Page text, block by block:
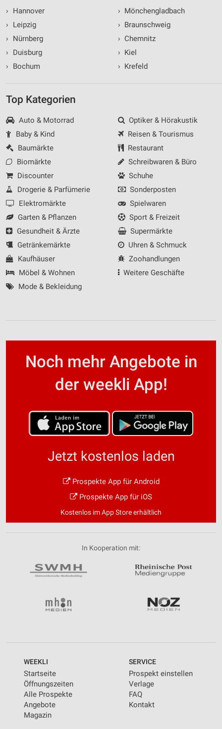
›
Hannover
›
Leipzig
›
Nürnberg
›
Duisburg
›
Bochum
› Mönchengladbach
› Braunschweig
› Chemnitz
› Kiel
› Krefeld
Top Kategorien
Auto & Motorrad
Baby & Kind
Baumärkte
Biomärkte
Discounter
Drogerie & Parfümerie
Elektromärkte
Garten & Pflanzen
Gesundheit & Ärzte
Getränkemärkte
Kaufhäuser
Möbel & Wohnen
Mode & Bekleidung
Optiker & Hörakustik
Reisen & Tourismus
Restaurant
Schreibwaren & Büro
Schuhe
Sonderposten
Spielwaren
Sport & Freizeit
Supermärkte
Uhren & Schmuck
Zoohandlungen
Weitere Geschäfte
Noch mehr Angebote in
der weekli App!
Jetzt kostenlos laden
Prospekte App für Android
Prospekte App für iOS
Kostenlos im App Store erhältlich
In Kooperation mit:
WEEKLI
Startseite
Öffnungszeiten
Alle Prospekte
Angebote
Magazin
SERVICE
Prospekt einstellen
Verlage
FAQ
Kontakt